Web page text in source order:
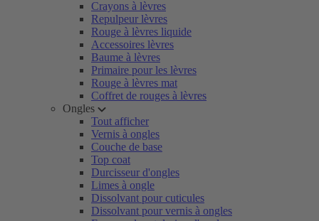
Crayons à lèvres
Repulpeur lèvres
Rouge à lèvres liquide
Accessoires lèvres
Baume à lèvres
Primaire pour les lèvres
Rouge à lèvres mat
Coffret de rouges à lèvres
Ongles
Tout afficher
Vernis à ongles
Couche de base
Top coat
Durcisseur d'ongles
Limes à ongle
Dissolvant pour cuticules
Dissolvant pour vernis à ongles